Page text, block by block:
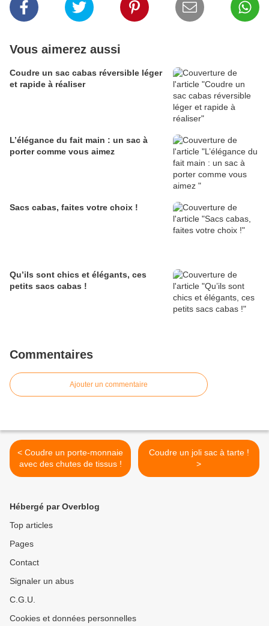
Vous aimerez aussi
Coudre un sac cabas réversible léger
et rapide à réaliser
L’élégance du fait main : un sac à
porter comme vous aimez
Sacs cabas, faites votre choix !
Qu’ils sont chics et élégants, ces
petits sacs cabas !
Commentaires
Ajouter un commentaire
< Coudre un porte-monnaie
avec des chutes de tissus !
Coudre un joli sac à tarte !
>
Hébergé par Overblog
Top articles
Pages
Contact
Signaler un abus
C.G.U.
Cookies et données personnelles